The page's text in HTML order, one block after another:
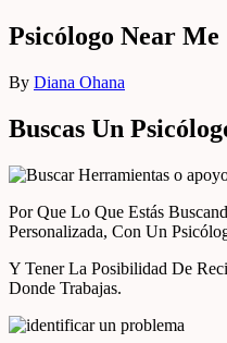
Psicólogo Near Me
By Diana Ohana
Buscas Un
Por Que Lo Que Estás
Personalizada, Con Un
Y Tener La Posibilidad De
Donde Trabajas.